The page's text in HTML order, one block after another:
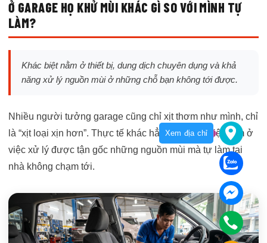
Ở GARAGE HỌ KHỬ MÙI KHÁC GÌ SO VỚI MÌNH TỰ
LÀM?
Khác biệt nằm ở thiết bị, dung dịch chuyên dụng và khả
năng xử lý nguồn mùi ở những chỗ bạn không tới được.
Nhiều người tưởng garage cũng chỉ xịt thơm như mình, chỉ
là “xịt loại xịn hơn”. Thực tế khác hẳn. Sự khác biệt nằm ở
việc xử lý được tận gốc những nguồn mùi mà tự làm tại
nhà không chạm tới.
Xem địa chỉ